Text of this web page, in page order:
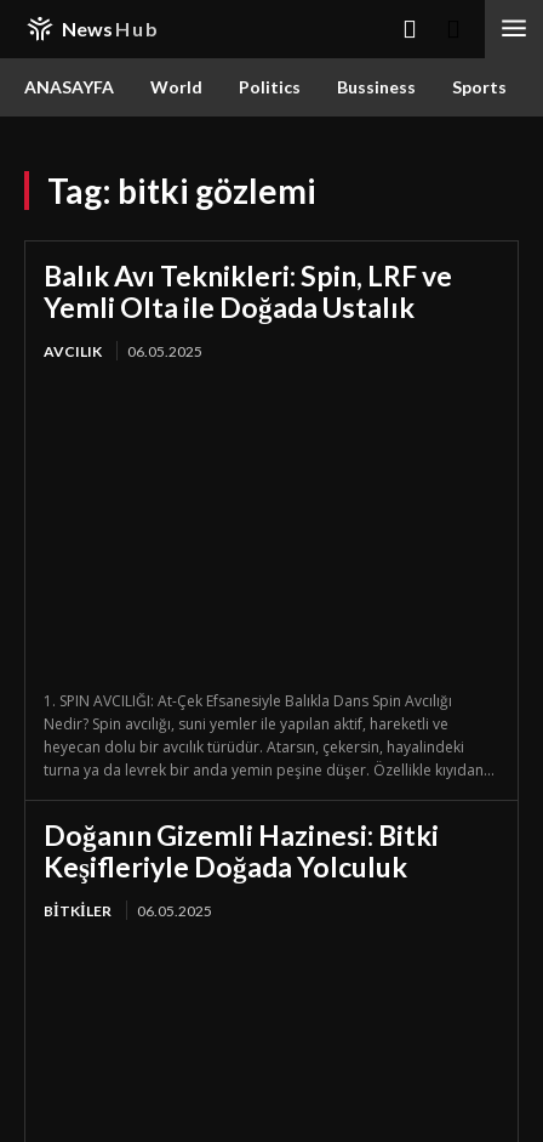
News Hub
ANASAYFA World Politics Bussiness Sports
Tag: bitki gözlemi
Balık Avı Teknikleri: Spin, LRF ve
Yemli Olta ile Doğada Ustalık
AVCILIK 06.05.2025
1. SPIN AVCILIĞI: At-Çek Efsanesiyle Balıkla Dans Spin Avcılığı
Nedir? Spin avcılığı, suni yemler ile yapılan aktif, hareketli ve
heyecan dolu bir avcılık türüdür. Atarsın, çekersin, hayalindeki
turna ya da levrek bir anda yemin peşine düşer. Özellikle kıyıdan...
Doğanın Gizemli Hazinesi: Bitki
Keşifleriyle Doğada Yolculuk
BİTKİLER 06.05.2025